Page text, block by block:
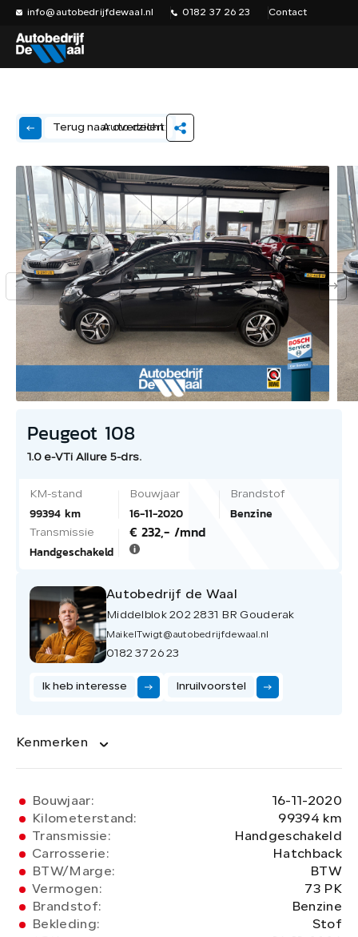
info@autobedrijfdewaal.nl 0182 37 26 23 Contact
Terug naar overzicht
Auto delen:
Peugeot 108
1.0 e-VTi Allure 5-drs.
KM-stand
99394 km
Bouwjaar
16-11-2020
Brandstof
Benzine
Transmissie
Handgeschakeld
€ 232,- /mnd
Autobedrijf de Waal
Middelblok 202 2831 BR Gouderak
MaikelTwigt@autobedrijfdewaal.nl
0182 37 26 23
Ik heb interesse Inruilvoorstel
Kenmerken
Bouwjaar:
16-11-2020
Kilometerstand:
99394 km
Transmissie:
Handgeschakeld
Carrosserie:
Hatchback
BTW/Marge:
BTW
Vermogen:
73 PK
Brandstof:
Benzine
Bekleding:
Stof